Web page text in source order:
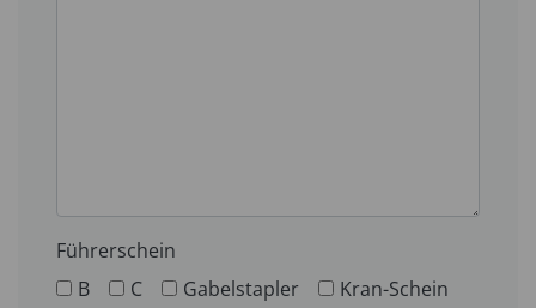
Führerschein
B
C Gabelstapler
Kran-Schein